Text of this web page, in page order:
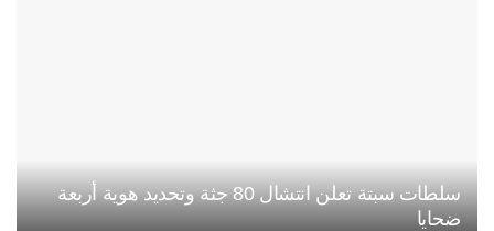
سلطات سبتة تعلن انتشال 80 جثة وتحديد هوية أربعة
ضحايا